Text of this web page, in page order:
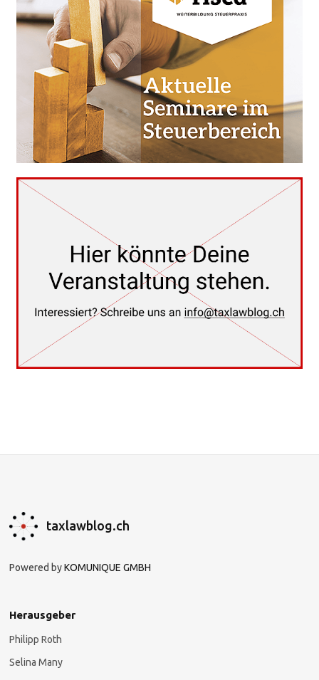
taxlawblog.ch
Powered byKOMUNIQUE GMBH
Herausgeber
Philipp Roth
Selina Many